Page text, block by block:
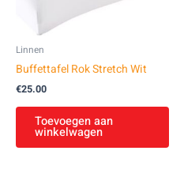
Linnen
Buffettafel Rok Stretch Wit
€25.00
Toevoegen aan
winkelwagen